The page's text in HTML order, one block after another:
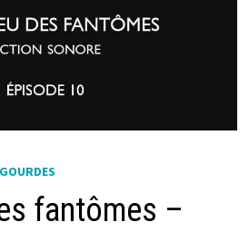
fantômes –